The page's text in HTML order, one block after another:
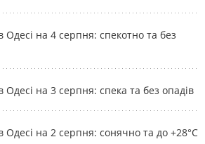
Одесі на 4 серпня: спекотно та без
Одесі на 3 серпня: спека та без опадів
Одесі на 2 серпня: сонячно та до +28°С